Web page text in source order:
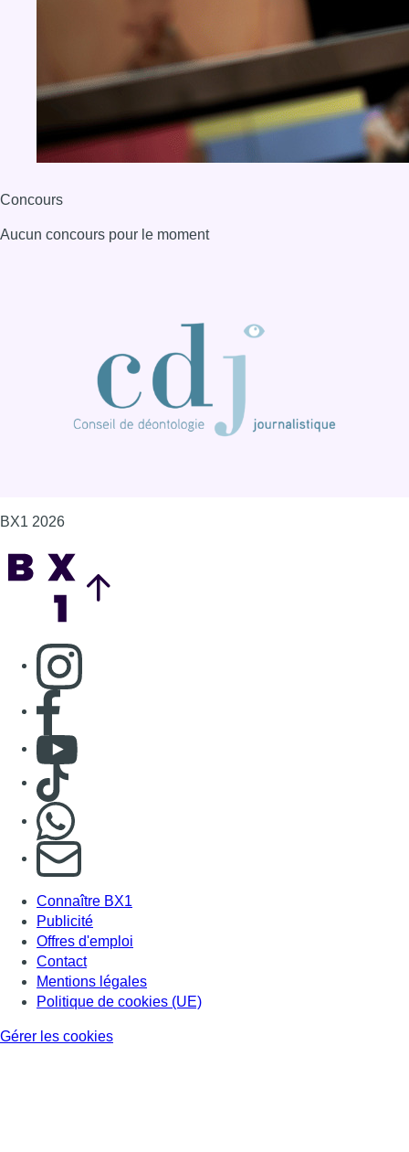
Concours
Aucun concours pour le moment
BX1 2026
Consulter page Instagram
Consulter page Facebook
Consulter Youtube
Consulter TikTok
S'abonner à notre newsletter
Connaître BX1
Publicité
Offres d'emploi
Contact
Mentions légales
Politique de cookies (UE)
Gérer les cookies